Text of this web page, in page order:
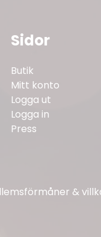
Sidor
Butik
Mitt konto
Logga ut
Logga in
Press
&